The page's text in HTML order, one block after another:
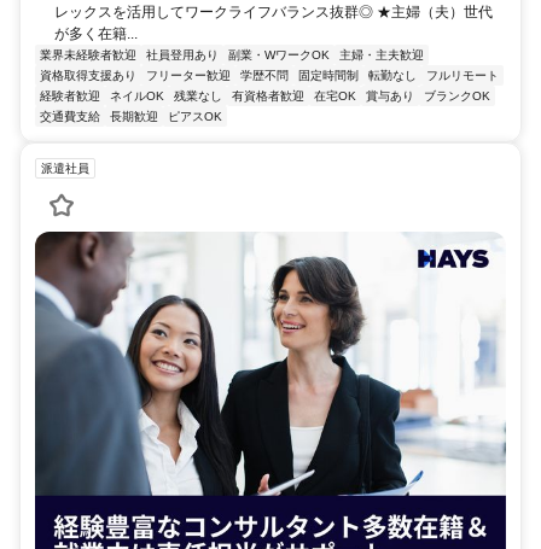
レックスを活用してワークライフバランス抜群◎ ★主婦（夫）世代
が多く在籍...
業界未経験者歓迎 社員登用あり 副業・WワークOK
主婦・主夫歓迎
資格取得支援あり
フリーター歓迎 学歴不問 固定時間制 転勤なし
フルリモート
経験者歓迎
ネイルOK 残業なし 有資格者歓迎 在宅OK 賞与あり
ブランクOK
交通費支給
長期歓迎 ピアスOK
派遣社員